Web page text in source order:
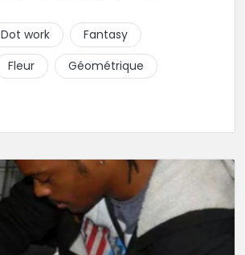
Dot work
Fantasy
Fleur
Géométrique